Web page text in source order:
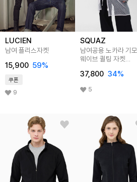
LUCIEN
남여 플리스자켓
15,900 59%
쿠폰
9
SQUAZ
남여공용 노카라 기모
웨이브 퀼팅 자켓
37,800 34%
5